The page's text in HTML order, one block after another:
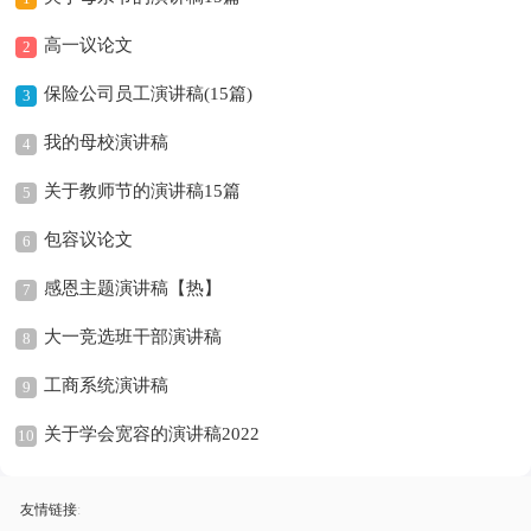
2 高一议论文
3 保险公司员工演讲稿(15篇)
4 我的母校演讲稿
5 关于教师节的演讲稿15篇
6 包容议论文
7 感恩主题演讲稿【热】
8 大一竞选班干部演讲稿
9 工商系统演讲稿
10 关于学会宽容的演讲稿2022
友情链接: